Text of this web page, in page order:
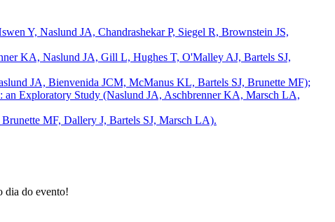
Y, Naslund JA, Chandrashekar P, Siegel R, Brownstein JS,
KA, Naslund JA, Gill L, Hughes T, O'Malley AJ, Bartels SJ,
JA, Bienvenida JCM, McManus KL, Bartels SJ, Brunette MF);
an Exploratory Study (Naslund JA, Aschbrenner KA, Marsch LA,
MF, Dallery J, Bartels SJ, Marsch LA).
dia do evento!